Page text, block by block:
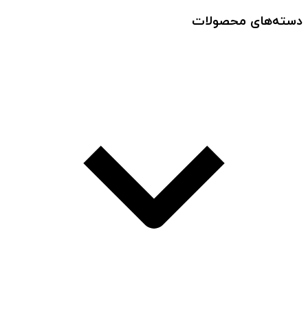
دسته‌های محصولات